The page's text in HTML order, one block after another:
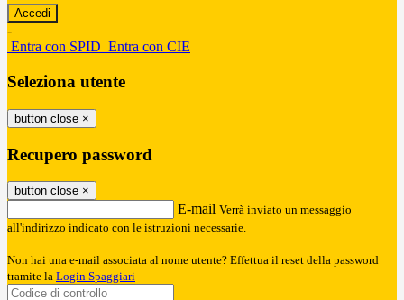
-
Entra con SPID Entra con CIE
Seleziona utente
button close ×
Recupero password
button close ×
E-mail Verrà inviato un messaggio
all'indirizzo indicato con le istruzioni necessarie.
Non hai una e-mail associata al nome utente? Effettua il reset della password
tramite la Login Spaggiari